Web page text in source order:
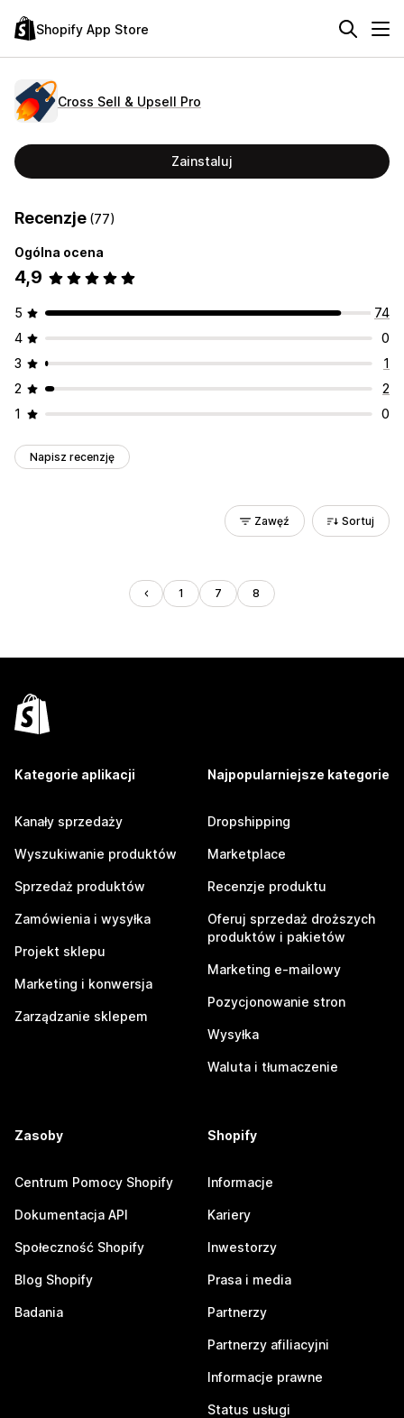
Shopify App Store
Cross Sell & Upsell Pro
Zainstaluj
Recenzje (77)
Ogólna ocena
4,9
5
74
4
0
3
1
2
2
1
0
Napisz recenzję
Zawęź Sortuj
1 7 8
Kategorie aplikacji
Kanały sprzedaży
Wyszukiwanie produktów
Sprzedaż produktów
Zamówienia i wysyłka
Projekt sklepu
Marketing i konwersja
Zarządzanie sklepem
Najpopularniejsze kategorie
Dropshipping
Marketplace
Recenzje produktu
Oferuj sprzedaż droższych
produktów i pakietów
Marketing e-mailowy
Pozycjonowanie stron
Wysyłka
Waluta i tłumaczenie
Zasoby
Centrum Pomocy Shopify
Dokumentacja API
Społeczność Shopify
Blog Shopify
Badania
Shopify
Informacje
Kariery
Inwestorzy
Prasa i media
Partnerzy
Partnerzy afiliacyjni
Informacje prawne
Status usługi